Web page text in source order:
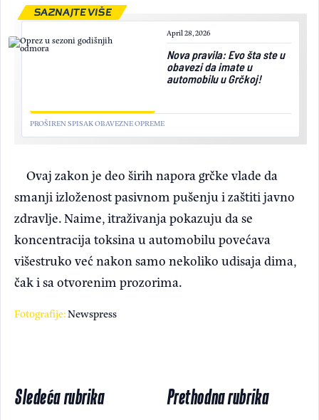
April 28, 2026
Nova pravila: Evo šta ste u
obavezi da imate u
automobilu u Grčkoj!
PROŠIREN SPISAK OBAVEZNE OPREME
SAZNAJTE VIŠE
Ovaj zakon je deo širih napora grčke vlade da
smanji izloženost pasivnom pušenju i zaštiti javno
zdravlje. Naime, itraživanja pokazuju da se
koncentracija toksina u automobilu povećava
višestruko već nakon samo nekoliko udisaja dima,
čak i sa otvorenim prozorima.
Fotografije:Newspress
Sledeća rubrika Prethodna rubrika